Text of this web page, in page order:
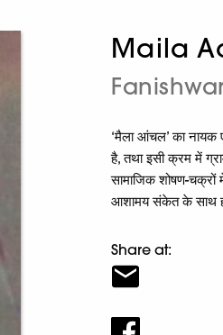
Maila
‘मैला आंचल’ का नायक
है, तथा इसी क्रम में
सामाजिक शोषण-चक्रों
आशामय संकेत के साथ
Share at: